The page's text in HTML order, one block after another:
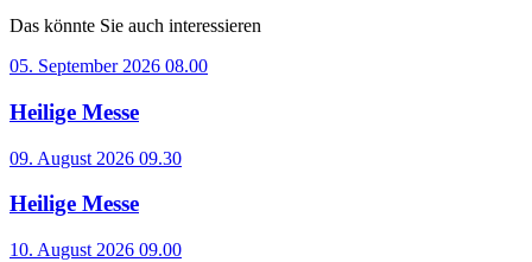
Das könnte Sie auch interessieren
05. September 2026 08.00
Heilige Messe
09. August 2026 09.30
Heilige Messe
10. August 2026 09.00